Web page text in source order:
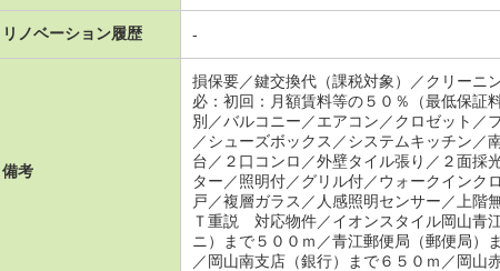
リノベーション履歴 -
備考
損保要／鍵交換代（課税対象）／クリーニ
必：初回：月額賃料等の５０％（最低保証
別／バルコニー／エアコン／クロゼット／
／シューズボックス／システムキッチン／
台／２口コンロ／外壁タイル張り／２面採
ター／照明付／グリル付／ウォークインク
戸／複層ガラス／人感照明センサー／上階
Ｔ重説 対応物件／イオンスタイル岡山青
ニ）まで５００ｍ／青江郵便局（郵便局）
／岡山南支店（銀行）まで６５０ｍ／岡山